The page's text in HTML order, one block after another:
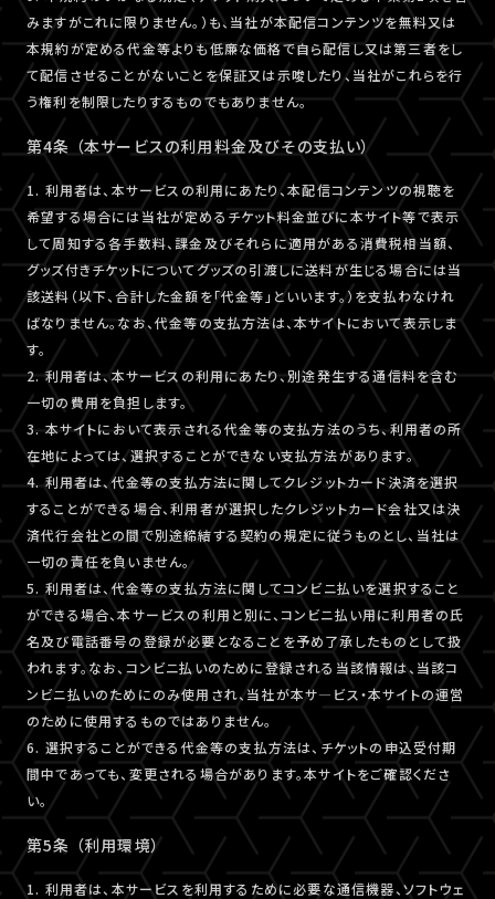
みますがこれに限りません。）も、当社が本配信コンテンツを無料又は
本規約が定める代金等よりも低廉な価格で自ら配信し又は第三者をし
て配信させることがないことを保証又は示唆したり、当社がこれらを行
う権利を制限したりするものでもありません。
第4条 （本サービスの利用料金及びその支払い）
1. 利用者は、本サービスの利用にあたり、本配信コンテンツの視聴を
希望する場合には当社が定めるチケット料金並びに本サイト等で表示
して周知する各手数料、課金及びそれらに適用がある消費税相当額、
グッズ付きチケットについてグッズの引渡しに送料が生じる場合には当
該送料（以下、合計した金額を「代金等」といいます。）を支払わなけれ
ばなりません。なお、代金等の支払方法は、本サイトにおいて表示しま
す。
2. 利用者は、本サービスの利用にあたり、別途発生する通信料を含む
一切の費用を負担します。
3. 本サイトにおいて表示される代金等の支払方法のうち、利用者の所
在地によっては、選択することができない支払方法があります。
4. 利用者は、代金等の支払方法に関してクレジットカード決済を選択
することができる場合、利用者が選択したクレジットカード会社又は決
済代行会社との間で別途締結する契約の規定に従うものとし、当社は
一切の責任を負いません。
5. 利用者は、代金等の支払方法に関してコンビニ払いを選択すること
ができる場合、本サービスの利用と別に、コンビニ払い用に利用者の氏
名及び電話番号の登録が必要となることを予め了承したものとして扱
われます。なお、コンビニ払いのために登録される当該情報は、当該コ
ンビニ払いのためにのみ使用され、当社が本サ―ビス・本サイトの運営
のために使用するものではありません。
6. 選択することができる代金等の支払方法は、チケットの申込受付期
間中であっても、変更される場合があります。本サイトをご確認くださ
い。
第5条 （利用環境）
1. 利用者は、本サービスを利用するために必要な通信機器、ソフトウェ